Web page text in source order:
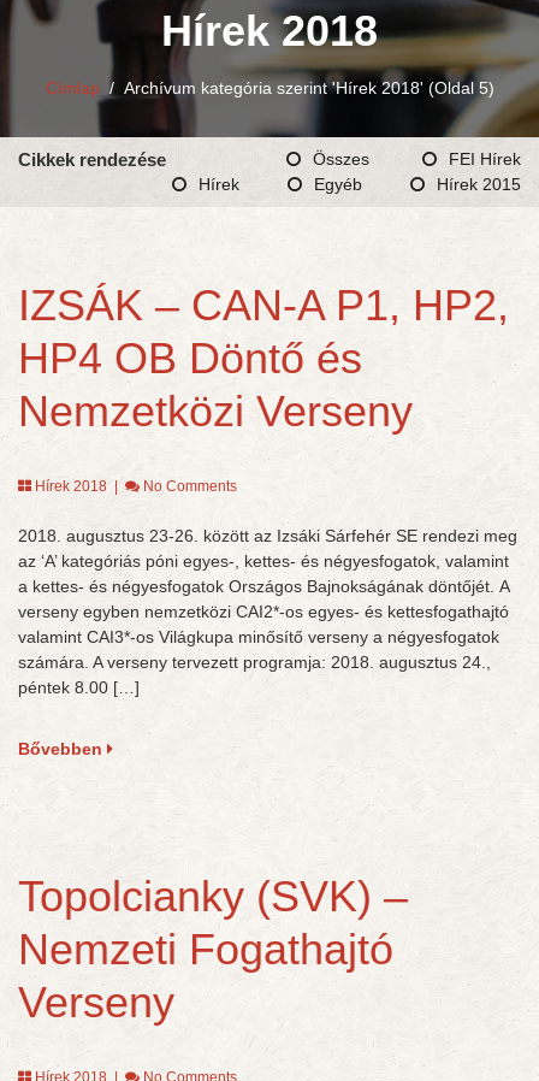
Hírek 2018
Címlap / Archívum kategória szerint 'Hírek 2018' (Oldal 5)
Cikkek rendezése Összes
FEI Hírek
Hírek
Egyéb Hírek 2015
IZSÁK – CAN-A P1, HP2,
HP4 OB Döntő és
Nemzetközi Verseny
Hírek 2018 No Comments
2018. augusztus 23-26. között az Izsáki Sárfehér SE rendezi meg
az ‘A’ kategóriás póni egyes-, kettes- és négyesfogatok, valamint
a kettes- és négyesfogatok Országos Bajnokságának döntőjét. A
verseny egyben nemzetközi CAI2*-os egyes- és kettesfogathajtó
valamint CAI3*-os Világkupa minősítő verseny a négyesfogatok
számára. A verseny tervezett programja: 2018. augusztus 24.,
péntek 8.00 […]
Bővebben
Topolcianky (SVK) –
Nemzeti Fogathajtó
Verseny
Hírek 2018 No Comments